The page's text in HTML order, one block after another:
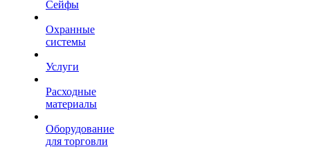
Сейфы
Охранные
системы
Услуги
Расходные
материалы
Оборудование
для торговли